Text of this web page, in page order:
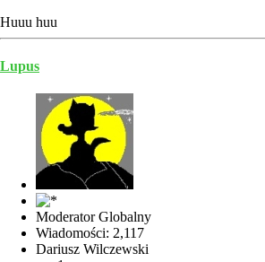
Huuu huu
Lupus
Moderator Globalny
Wiadomości: 2,117
Dariusz Wilczewski